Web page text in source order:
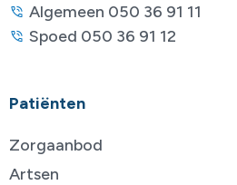
Algemeen 050 36 91 11
Spoed 050 36 91 12
Patiënten
Zorgaanbod
Artsen